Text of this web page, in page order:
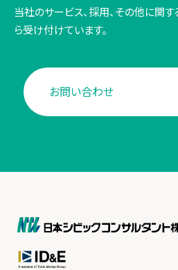
当社のサービス、採用、その他に関す
ら受け付けています。
お問い合わせ